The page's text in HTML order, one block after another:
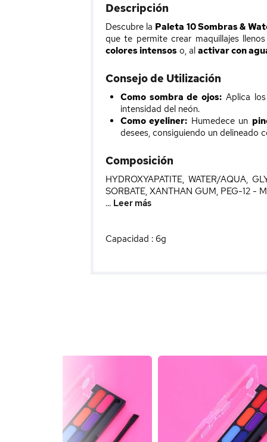
Descripción
Descubre la Paleta 10 Sombras &
que te permite crear maquillajes
colores intensoso, al activar con
Consejo de Utilización
Como sombra de ojos: Aplica
intensidad del neón.
Como eyeliner: Humedece un
desees, consiguiendo un delineado
Composición
HYDROXYAPATITE, WATER/AQUA,
SORBATE, XANTHAN GUM, PEG-12 -
... Leer más
Capacidad : 6g